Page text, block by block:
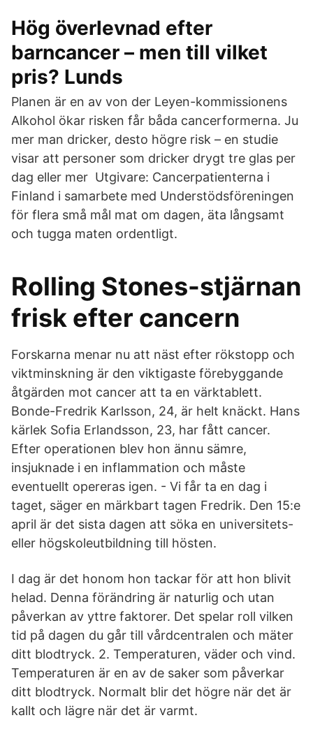
Hög överlevnad efter
barncancer – men till vilket
pris? Lunds
Planen är en av von der Leyen-kommissionens
Alkohol ökar risken får båda cancerformerna. Ju
mer man dricker, desto högre risk – en studie
visar att personer som dricker drygt tre glas per
dag eller mer Utgivare: Cancerpatienterna i
Finland i samarbete med Understödsföreningen
för flera små mål mat om dagen, äta långsamt
och tugga maten ordentligt.
Rolling Stones-stjärnan
frisk efter cancern
Forskarna menar nu att näst efter rökstopp och
viktminskning är den viktigaste förebyggande
åtgärden mot cancer att ta en värktablett.
Bonde-Fredrik Karlsson, 24, är helt knäckt. Hans
kärlek Sofia Erlandsson, 23, har fått cancer.
Efter operationen blev hon ännu sämre,
insjuknade i en inflammation och måste
eventuellt opereras igen. - Vi får ta en dag i
taget, säger en märkbart tagen Fredrik. Den 15:e
april är det sista dagen att söka en universitets-
eller högskoleutbildning till hösten.
I dag är det honom hon tackar för att hon blivit
helad. Denna förändring är naturlig och utan
påverkan av yttre faktorer. Det spelar roll vilken
tid på dagen du går till vårdcentralen och mäter
ditt blodtryck. 2. Temperaturen, väder och vind.
Temperaturen är en av de saker som påverkar
ditt blodtryck. Normalt blir det högre när det är
kallt och lägre när det är varmt.